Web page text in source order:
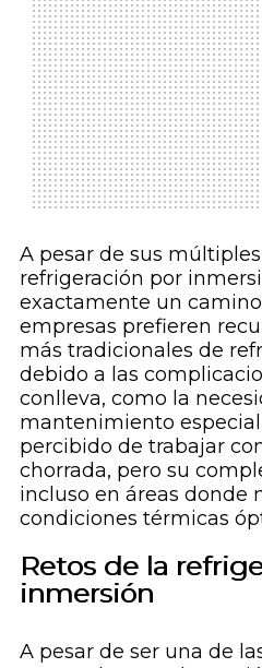
A pesar de sus
refrigeración por
exactamente un
empresas prefieren
más tradicionales de
debido a las
conlleva, como la
mantenimiento
percibido de trabajar
chorrada, pero su
incluso en áreas donde
condiciones térmicas
Retos de la
inmersión
A pesar de ser una de